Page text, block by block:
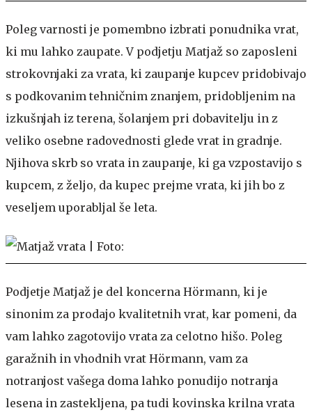
Poleg varnosti je pomembno izbrati ponudnika vrat,
ki mu lahko zaupate. V podjetju Matjaž so zaposleni
strokovnjaki za vrata, ki zaupanje kupcev pridobivajo
s podkovanim tehničnim znanjem, pridobljenim na
izkušnjah iz terena, šolanjem pri dobavitelju in z
veliko osebne radovednosti glede vrat in gradnje.
Njihova skrb so vrata in zaupanje, ki ga vzpostavijo s
kupcem, z željo, da kupec prejme vrata, ki jih bo z
veseljem uporabljal še leta.
Podjetje Matjaž je del koncerna Hörmann, ki je
sinonim za prodajo kvalitetnih vrat, kar pomeni, da
vam lahko zagotovijo vrata za celotno hišo. Poleg
garažnih in vhodnih vrat Hörmann, vam za
notranjost vašega doma lahko ponudijo notranja
lesena in zastekljena, pa tudi kovinska krilna vrata